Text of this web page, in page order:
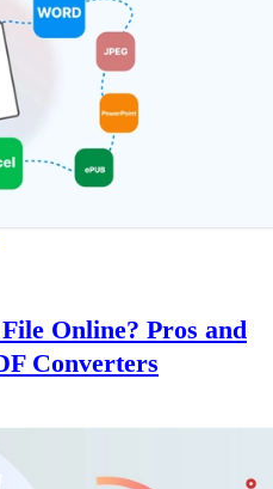
Online? Pros and
Converters